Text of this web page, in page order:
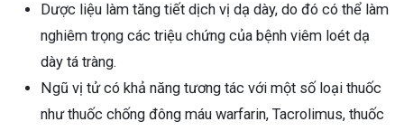
Dược liệu làm tăng tiết dịch vị dạ dày, do đó có thể làm
nghiêm trọng các triệu chứng của bệnh viêm loét dạ
dày tá tràng.
Ngũ vị tử có khả năng tương tác với một số loại thuốc
như thuốc chống đông máu warfarin, Tacrolimus, thuốc